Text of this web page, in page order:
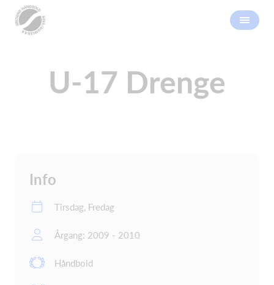
U-17 Drenge
Info
Tirsdag, Fredag
Årgang: 2009 - 2010
Håndbold